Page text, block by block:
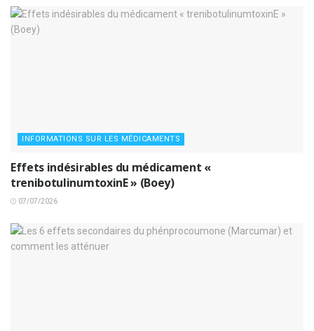
INFORMATIONS SUR LES MÉDICAMENTS
Effets indésirables du médicament «
trenibotulinumtoxinE » (Boey)
07/07/2026